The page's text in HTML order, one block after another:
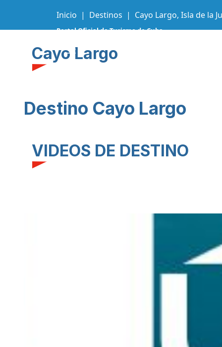
Portal Oficial de Turismo de Cuba
Inicio Destinos Cayo Largo, Isla de la
Cayo Largo
Destino Cayo Largo
VIDEOS DE DESTINO